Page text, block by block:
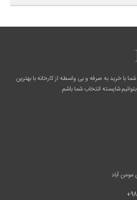
با خرید به صرفه و بی واسطه از کارخانه با بهترین
شایسته انتخاب شما باشم.
آباد
+